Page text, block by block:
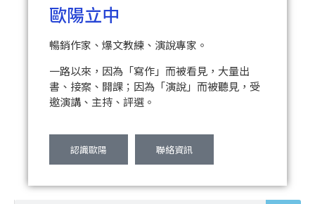
歐陽立中
暢銷作家、爆文教練、演說專家。
一路以來，因為「寫作」而被看見，大量出
書、接案、開課；因為「演說」而被聽見，受
邀演講、主持、評選。
認識歐陽 聯絡資訊